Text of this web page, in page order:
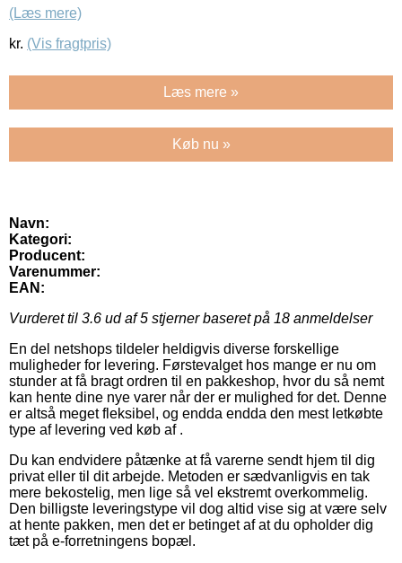
(Læs mere)
kr. (Vis fragtpris)
Læs mere »
Køb nu »
Navn:
Kategori:
Producent:
Varenummer:
EAN:
Vurderet til 3.6 ud af 5 stjerner baseret på 18 anmeldelser
En del netshops tildeler heldigvis diverse forskellige
muligheder for levering. Førstevalget hos mange er nu om
stunder at få bragt ordren til en pakkeshop, hvor du så nemt
kan hente dine nye varer når der er mulighed for det. Denne
er altså meget fleksibel, og endda endda den mest letkøbte
type af levering ved køb af .
Du kan endvidere påtænke at få varerne sendt hjem til dig
privat eller til dit arbejde. Metoden er sædvanligvis en tak
mere bekostelig, men lige så vel ekstremt overkommelig.
Den billigste leveringstype vil dog altid vise sig at være selv
at hente pakken, men det er betinget af at du opholder dig
tæt på e-forretningens bopæl.